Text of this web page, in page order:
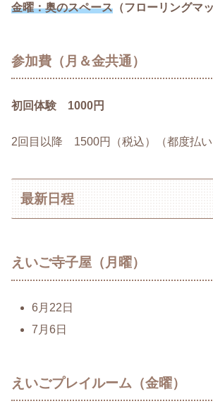
金曜：奥のスペース （フローリングマッ
参加費（月＆金共通）
初回体験 1000円
2回目以降 1500円（税込）（都度払い
最新日程
えいご寺子屋（月曜）
6月22日
7月6日
えいごプレイルーム（金曜）